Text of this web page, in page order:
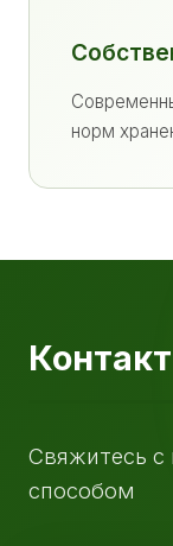
норм
Свяжитесь
способом